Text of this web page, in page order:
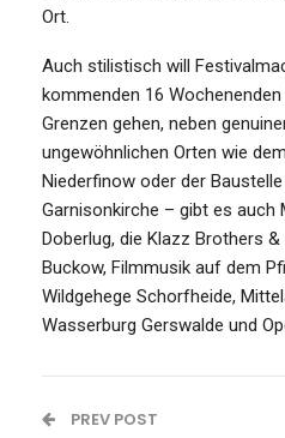
Ort.
Auch stilistisch will
kommenden 16
Grenzen gehen, neben
ungewöhnlichen Orten wie
Niederfinow oder der
Garnisonkirche – gibt es auch
Doberlug, die Klazz Brothers
Buckow, Filmmusik auf dem
Wildgehege Schorfheide,
Wasserburg Gerswalde und
PREV POST